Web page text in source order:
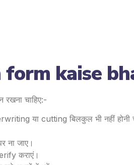
kaise
रखना चाहिए:-
या cutting बिलकुल भी नहीं होनी
ना जाए।
कराएं।